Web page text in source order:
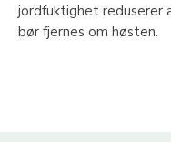
jordfuktighet
bør fjernes om høsten.